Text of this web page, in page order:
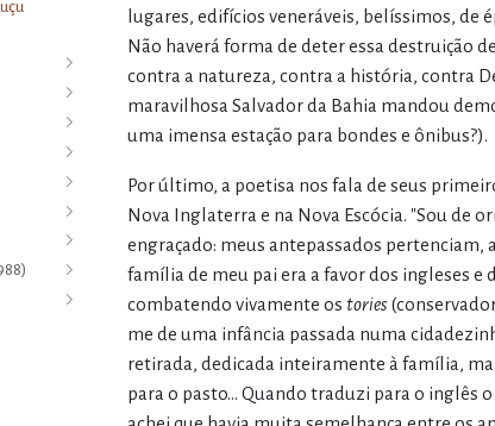
lugares, edifícios veneráveis, belíssimos, de
Não haverá forma de deter essa destruição
contra a natureza, contra a história, contra
maravilhosa Salvador da Bahia mandou
uma imensa estação para bondes e ônibus?).
Por último, a poetisa nos fala de seus
Nova Inglaterra e na Nova Escócia. "Sou de
engraçado: meus antepassados pertenciam,
família de meu pai era a favor dos ingleses e
combatendo vivamente os tories
me de uma infância passada numa
retirada, dedicada inteiramente à família,
para o pasto... Quando traduzi para o inglês o